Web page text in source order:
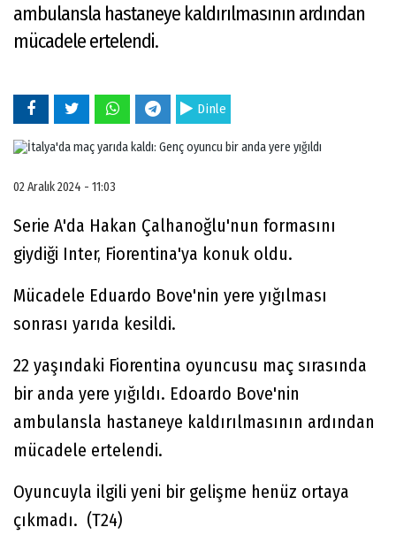
ambulansla hastaneye kaldırılmasının ardından
mücadele ertelendi.
Dinle
02 Aralık 2024 - 11:03
Serie A'da Hakan Çalhanoğlu'nun formasını
giydiği Inter, Fiorentina'ya konuk oldu.
Mücadele Eduardo Bove'nin yere yığılması
sonrası yarıda kesildi.
22 yaşındaki Fiorentina oyuncusu maç sırasında
bir anda yere yığıldı. Edoardo Bove'nin
ambulansla hastaneye kaldırılmasının ardından
mücadele ertelendi.
Oyuncuyla ilgili yeni bir gelişme henüz ortaya
çıkmadı. (T24)